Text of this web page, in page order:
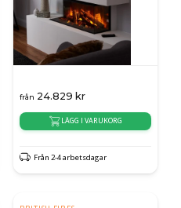
från 24.829 kr
LÄGG I VARUKORG
Från 2-4 arbetsdagar